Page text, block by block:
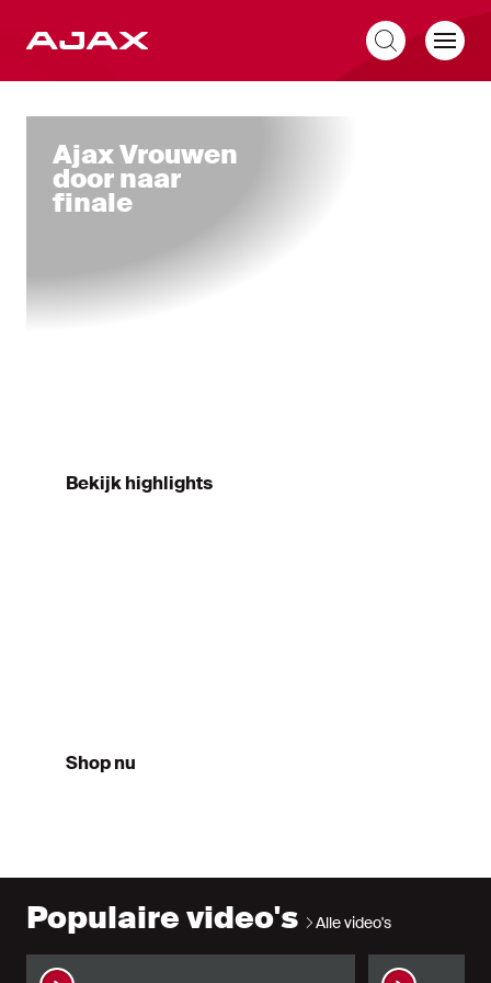
Home
Ajax Vrouwen
door naar
finale
Bekijk highlights
Shop nu
Populaire video's Alle video's